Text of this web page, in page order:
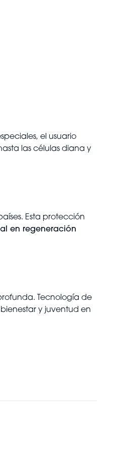
el usuario
las células diana y
Esta protección
en regeneración
Tecnología de
y juventud en